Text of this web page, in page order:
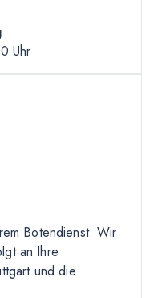
Uhr
Botendienst. Wir
an Ihre
und die